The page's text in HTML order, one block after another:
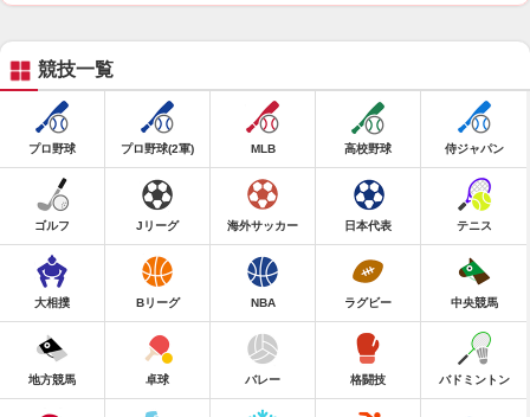
競技一覧
プロ野球 プロ野球(2軍) MLB 高校野球 侍ジャパン
ゴルフ Jリーグ 海外サッカー 日本代表 テニス
大相撲 Bリーグ NBA ラグビー 中央競馬
地方競馬 卓球 バレー 格闘技 バドミントン